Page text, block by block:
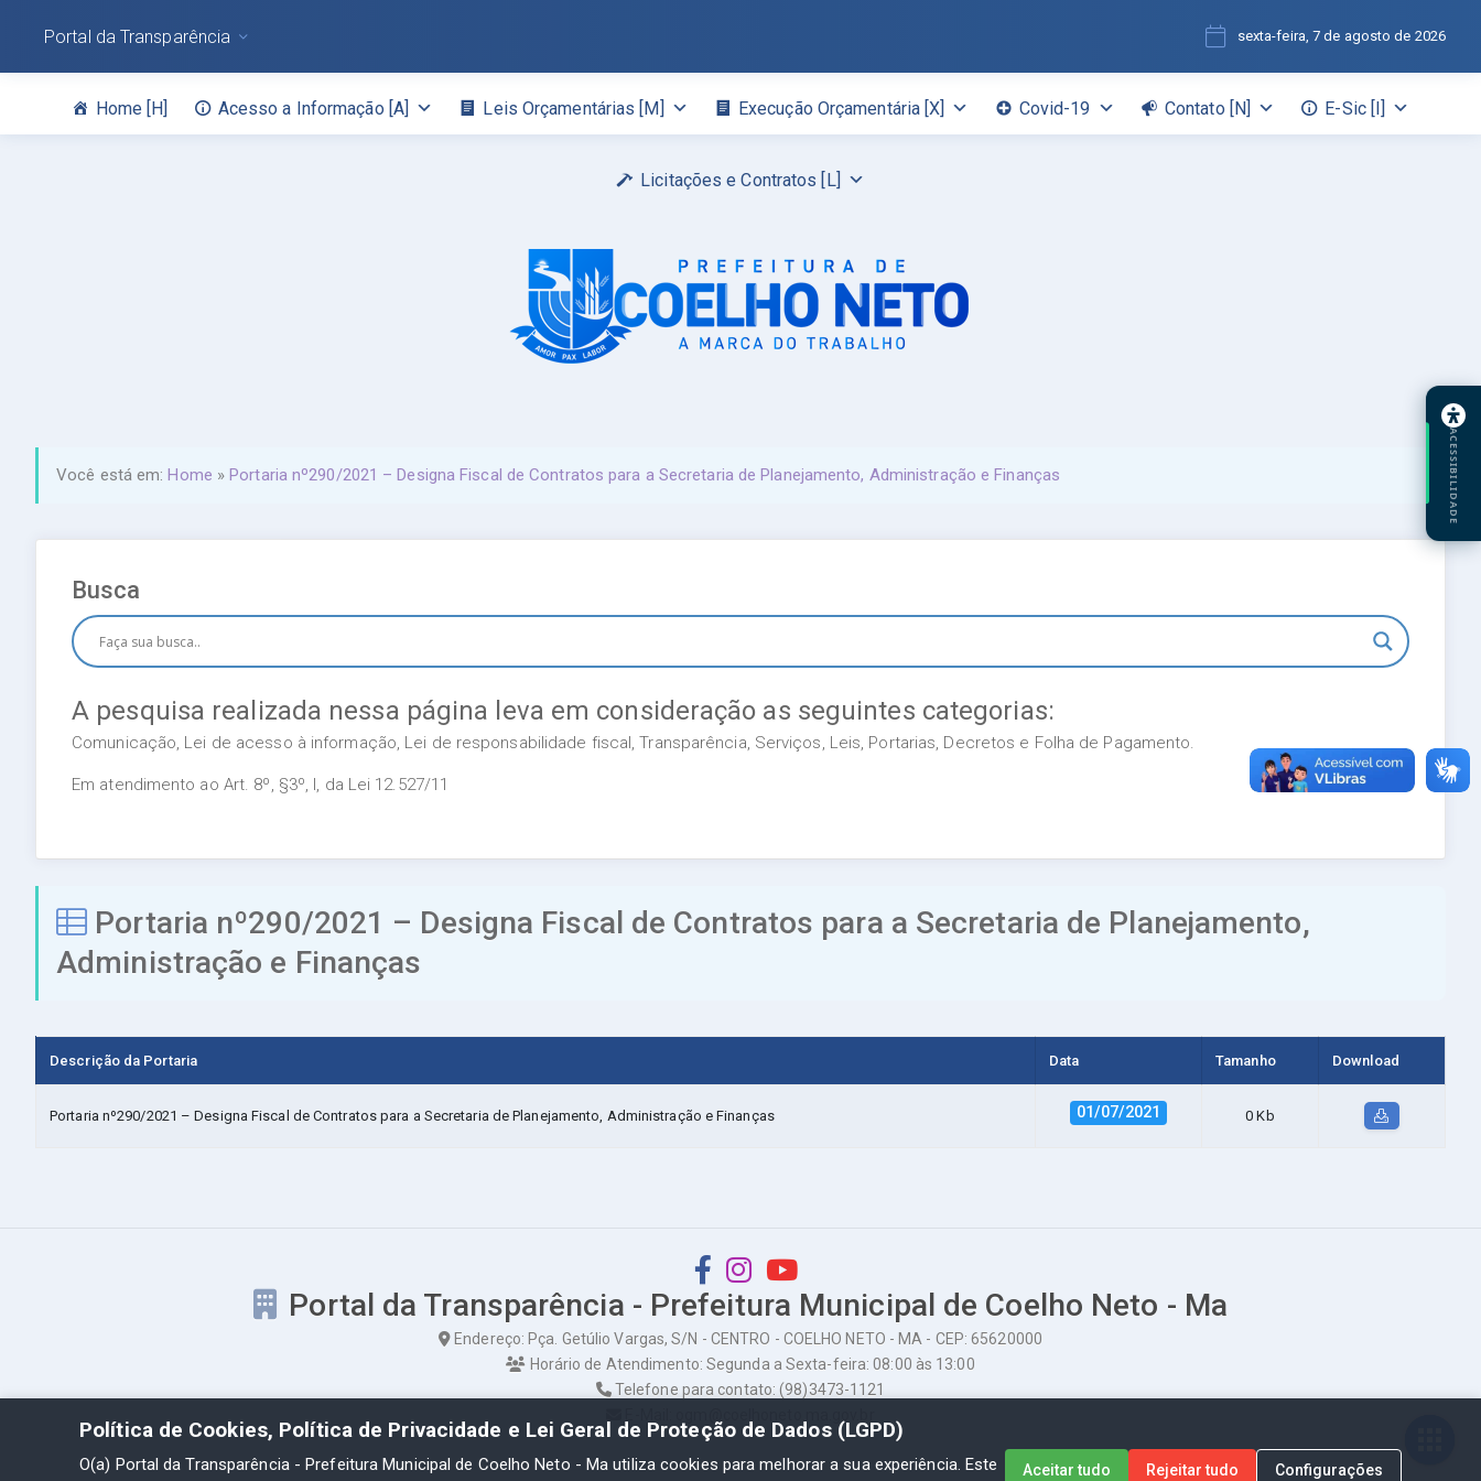
Home [H] Acesso a Informação [A] Leis Orçamentárias [M] Execução Orçamentária [X] Covid-19 Contato [N] E-Sic [I]
Licitações e Contratos [L]
Portal da Transparência sexta-feira, 7 de agosto de 2026
Você está em:Home »Portaria nº290/2021 – Designa Fiscal de Contratos para a Secretaria de Planejamento, Administração e Finanças
Busca
A pesquisa realizada nessa página leva em consideração as seguintes categorias:
Comunicação, Lei de acesso à informação, Lei de responsabilidade fiscal, Transparência, Serviços, Leis, Portarias, Decretos e Folha de Pagamento.
Em atendimento ao Art. 8º, §3º, I, da Lei 12.527/11
Portaria nº290/2021 – Designa Fiscal de Contratos para a Secretaria de Planejamento,
Administração e Finanças
Descrição da Portaria Data Tamanho Download
Portaria nº290/2021 – Designa Fiscal de Contratos para a Secretaria de Planejamento, Administração e Finanças 01/07/2021 0 Kb
Portal da Transparência - Prefeitura Municipal de Coelho Neto - Ma
Endereço: Pça. Getúlio Vargas, S/N - CENTRO - COELHO NETO - MA - CEP: 65620000
Horário de Atendimento: Segunda a Sexta-feira: 08:00 às 13:00
Telefone para contato: (98)3473-1121
ACESSIBILIDADE
Política de Cookies, Política de Privacidade e Lei Geral de Proteção de Dados (LGPD)
O(a) Portal da Transparência - Prefeitura Municipal de Coelho Neto - Ma utiliza cookies para melhorar a sua experiência. Este
Aceitar tudo Rejeitar tudo Configurações